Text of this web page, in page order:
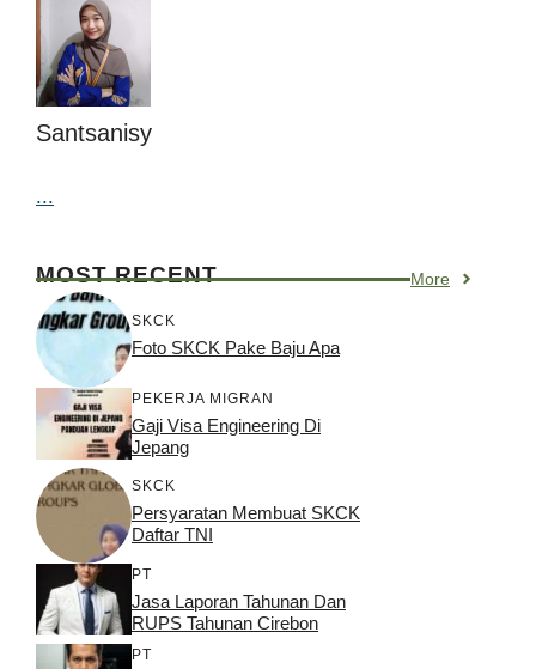
Santsanisy
...
MOST RECENT More
SKCK
Foto SKCK Pake Baju Apa
PEKERJA MIGRAN
Gaji Visa Engineering Di
Jepang
SKCK
Persyaratan Membuat SKCK
Daftar TNI
PT
Jasa Laporan Tahunan Dan
RUPS Tahunan Cirebon
PT